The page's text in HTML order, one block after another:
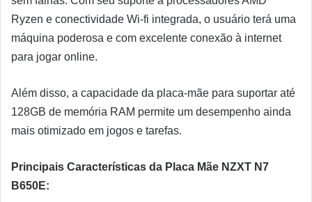
Ryzen e conectividade Wi-fi integrada, o usuário terá uma
máquina poderosa e com excelente conexão à internet
para jogar online.
Além disso, a capacidade da placa-mãe para suportar até
128GB de memória RAM permite um desempenho ainda
mais otimizado em jogos e tarefas.
Principais Características da Placa Mãe NZXT N7
B650E: